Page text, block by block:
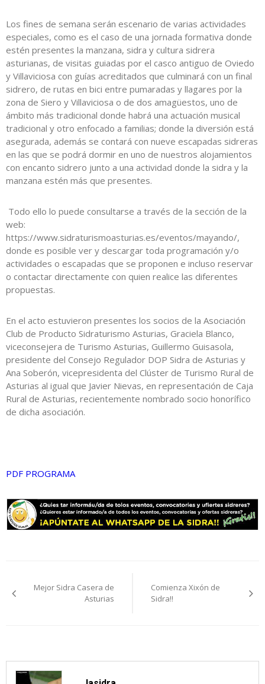
Los fines de semana serán escenario de varias actividades
especiales, como es el caso de una jornada formativa donde
estén presentes la manzana, sidra y cultura sidrera
asturianas, de visitas guiadas por el casco antiguo de Oviedo
y Villaviciosa con guías acreditados que culminará con un final
sidrero, de rutas en bici entre pumaradas y llagares por la
zona de Siero y Villaviciosa o de dos amagüestos, uno de
ámbito más tradicional donde habrá una actuación musical
tradicional y otro enfocado a familias; donde la diversión está
asegurada, además se contará con nueve escapadas sidreras
en las que se podrá dormir en uno de nuestros alojamientos
con encanto sidrero junto a una actividad donde la sidra y la
manzana estén más que presentes.
Todo ello lo puede consultarse a través de la sección de la
web:
https://www.sidraturismoasturias.es/eventos/mayando/,
donde es posible ver y descargar toda programación y/o
actividades o escapadas que se proponen e incluso reservar
o contactar directamente con quien realice las diferentes
propuestas.
En el acto estuvieron presentes los socios de la Asociación
Club de Producto Sidraturismo Asturias, Graciela Blanco,
viceconsejera de Turismo Asturias, Guillermo Guisasola,
presidente del Consejo Regulador DOP Sidra de Asturias y
Ana Soberón, vicepresidenta del Clúster de Turismo Rural de
Asturias al igual que Javier Nievas, en representación de Caja
Rural de Asturias, recientemente nombrado socio honorífico
de dicha asociación.
PDF PROGRAMA
de
Mejor Sidra Casera de
Asturias
Comienza Xixón de
Sidra!!